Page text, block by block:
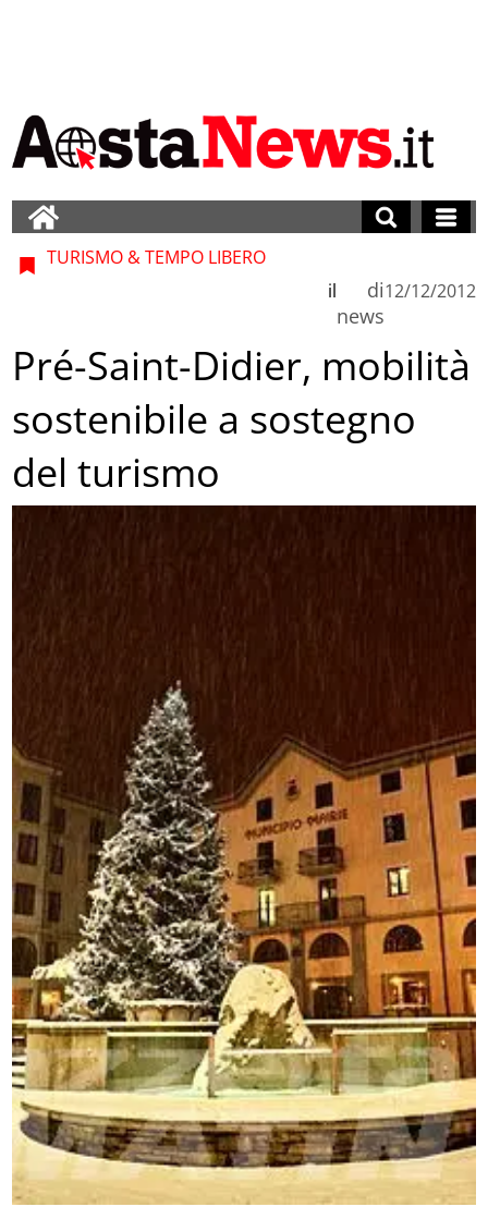
TURISMO & TEMPO LIBERO
di
news
il 12/12/2012
Pré-Saint-Didier, mobilità
sostenibile a sostegno
del turismo